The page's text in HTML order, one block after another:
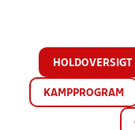
HOLDOVERSIGT
KAMPPROGRAM